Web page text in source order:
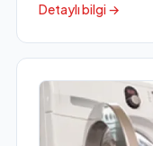
Detaylı bilgi →